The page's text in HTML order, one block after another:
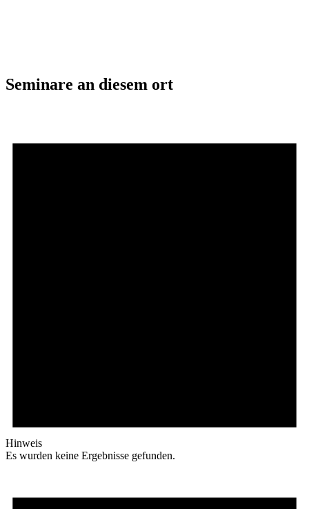
Seminare an diesem ort
Hinweis
Es wurden keine Ergebnisse gefunden.